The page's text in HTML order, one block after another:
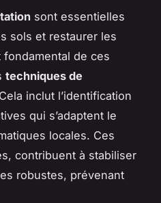
sont essentielles
sols et restaurer les
de ces
techniques de
inclut l’identification
qui s’adaptent le
locales. Ces
contribuent à stabiliser
robustes, prévenant